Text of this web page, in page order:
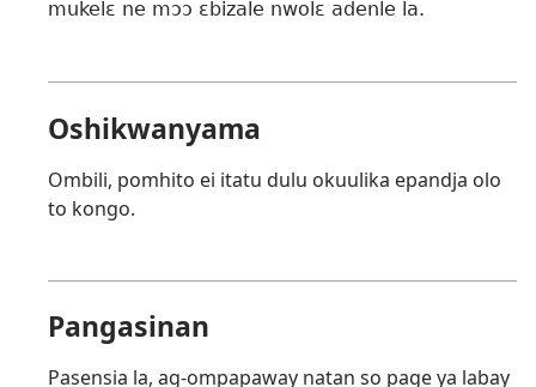
mukelɛ ne mɔɔ ɛbizale nwolɛ adenle la.
Oshikwanyama
Ombili, pomhito ei itatu dulu okuulika epandja olo
to kongo.
Pangasinan
Pasensia la, ag-ompapaway natan so page ya labay